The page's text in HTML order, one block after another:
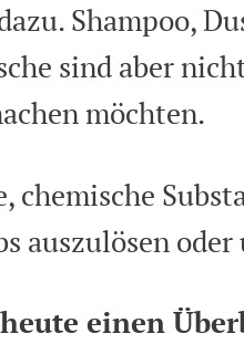
Shampoo,
sind aber
möchten.
chemische
auszulösen
einen